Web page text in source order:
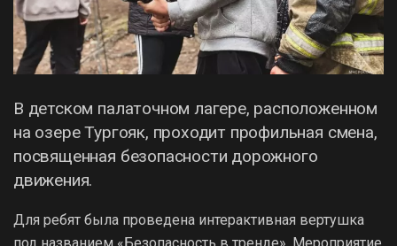
В детском палаточном лагере, расположенном
на озере Тургояк, проходит профильная смена,
посвященная безопасности дорожного
движения.
Для ребят была проведена интерактивная вертушка